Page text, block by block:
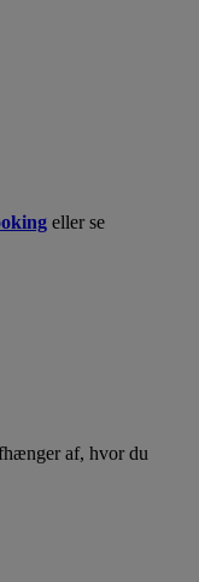
eller se
af, hvor du